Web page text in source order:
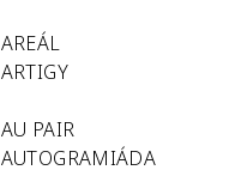
AREÁL
ARTIGY
AU PAIR
AUTOGRAMIÁDA